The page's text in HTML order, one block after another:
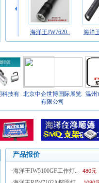
海洋王JW7620.. 海洋
科技有
北京中企世博国际展览
有限公司
温州
产品报价
·海洋王IW5100GF工作灯.. 480元